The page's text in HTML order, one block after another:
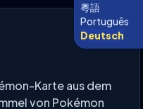
粵語
Português
Deutsch
Karte aus dem
von Pokémon